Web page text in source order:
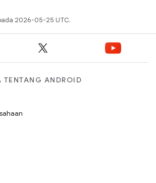
2026-05-25 UTC.
TENTANG ANDROID